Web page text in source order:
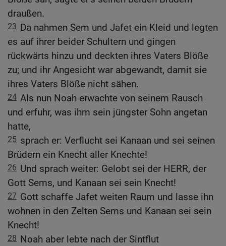
draußen.
23 Da nahmen Sem und Jafet ein Kleid und legten
es auf ihrer beider Schultern und gingen
rückwärts hinzu und deckten ihres Vaters Blöße
zu; und ihr Angesicht war abgewandt, damit sie
ihres Vaters Blöße nicht sähen.
24 Als nun Noah erwachte von seinem Rausch
und erfuhr, was ihm sein jüngster Sohn angetan
hatte,
25 sprach er: Verflucht sei Kanaan und sei seinen
Brüdern ein Knecht aller Knechte!
26 Und sprach weiter: Gelobt sei der HERR, der
Gott Sems, und Kanaan sei sein Knecht!
27 Gott schaffe Jafet weiten Raum und lasse ihn
wohnen in den Zelten Sems und Kanaan sei sein
Knecht!
28 Noah aber lebte nach der Sintflut